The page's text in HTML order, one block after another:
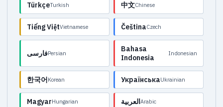
TürkçeTurkish 中文Chinese
Tiếng ViệtVietnamese ČeštinaCzech
فارسیPersian
Bahasa
Indonesia
Indonesian
한국어 Korean УкраїнськаUkrainian
MagyarHungarian العربية Arabic